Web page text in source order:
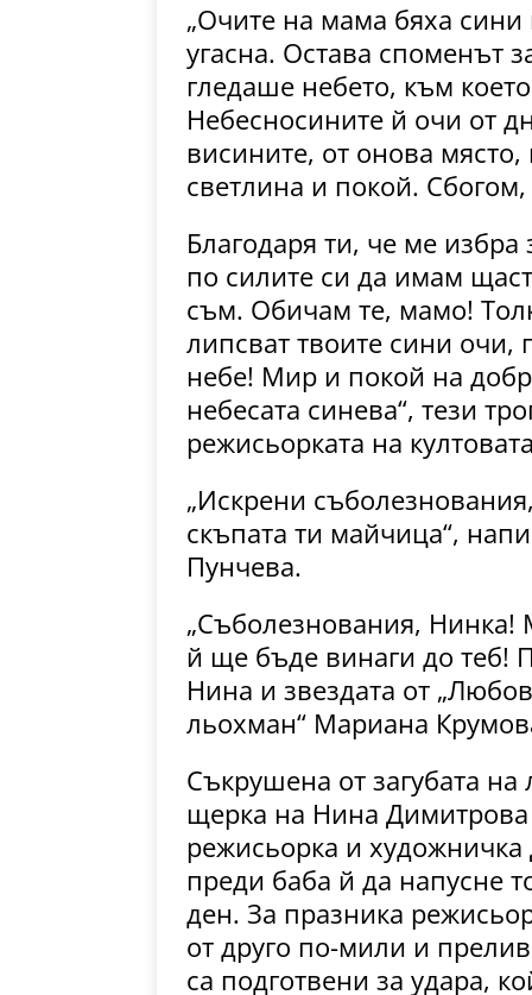
„Очите на мама бяха сини
угасна. Остава споменът
гледаше небето, към
Небесносините й очи от
висините, от онова
светлина и покой.
Благодаря ти, че ме
по силите си да имам
съм. Обичам те, мамо!
липсват твоите сини очи,
небе! Мир и покой на
небесата синева“, тези
режисьорката на
„Искрени
скъпата ти майчица“,
Пунчева.
„Съболезнования, Нинка!
й ще бъде винаги до теб!
Нина и звездата от
льохман“ Мариана
Съкрушена от загубата
щерка на Нина Димитрова
режисьорка и
преди баба й да напусне
ден. За празника
от друго по-мили и
са подготвени за удара,